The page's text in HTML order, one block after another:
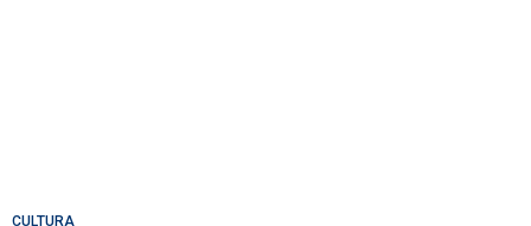
CULTURA